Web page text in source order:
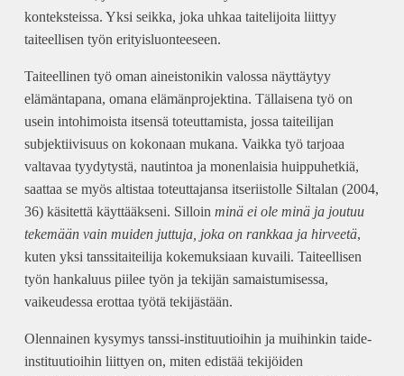
konteksteissa. Yksi seikka, joka uhkaa taitelijoita liittyy
taiteellisen työn erityisluonteeseen.
Taiteellinen työ oman aineistonikin valossa näyttäytyy
elämäntapana, omana elämänprojektina. Tällaisena työ on
usein intohimoista itsensä toteuttamista, jossa taiteilijan
subjektiivisuus on kokonaan mukana. Vaikka työ tarjoaa
valtavaa tyydytystä, nautintoa ja monenlaisia huippuhetkiä,
saattaa se myös altistaa toteuttajansa itseriistolle Siltalan (2004,
36) käsitettä käyttääkseni. Silloin minä ei ole minä ja joutuu
tekemään vain muiden juttuja, joka on rankkaa ja hirveetä,
kuten yksi tanssitaiteilija kokemuksiaan kuvaili. Taiteellisen
työn hankaluus piilee työn ja tekijän samaistumisessa,
vaikeudessa erottaa työtä tekijästään.
Olennainen kysymys tanssi-instituutioihin ja muihinkin taide-
instituutioihin liittyen on, miten edistää tekijöiden